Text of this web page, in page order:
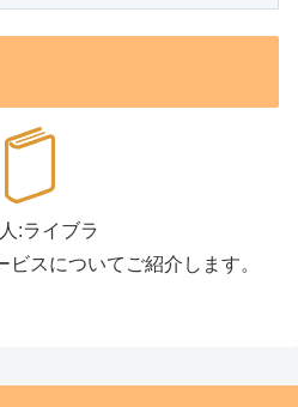
:ライブラ
スについてご紹介します。